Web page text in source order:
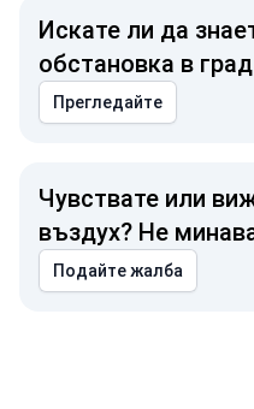
Искате ли да
обстановка в
Прегледайте
Чувствате или
въздух? Не
Подайте жалба